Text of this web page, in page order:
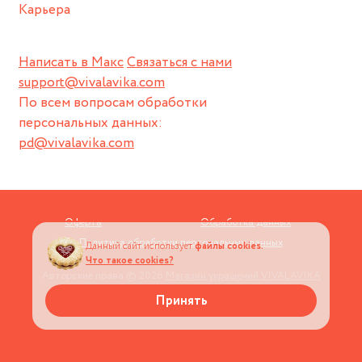
Написать в МаксСвязаться с нами
support@vivalavika.com
По всем вопросам обработки
персональных данных:
pd@vivalavika.com
Карьера
Оферта
Обработка данных
Политика обработки персональных данных
Данный сайт используетфайлы cookies.
Что такое cookies?
Принять